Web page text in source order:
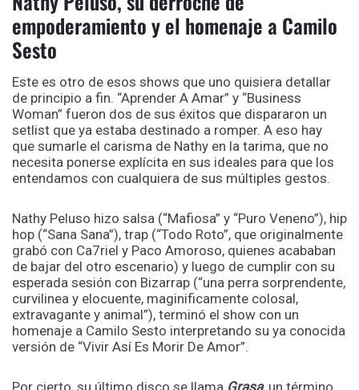
empoderamiento y el homenaje a Camilo
Sesto
Este es otro de esos shows que uno quisiera detallar
de principio a fin. “Aprender A Amar” y “Business
Woman” fueron dos de sus éxitos que dispararon un
setlist que ya estaba destinado a romper. A eso hay
que sumarle el carisma de Nathy en la tarima, que no
necesita ponerse explícita en sus ideales para que los
entendamos con cualquiera de sus múltiples gestos.
Nathy Peluso hizo salsa (“Mafiosa” y “Puro Veneno”), hip
hop (“Sana Sana”), trap (“Todo Roto”, que originalmente
grabó con Ca7riel y Paco Amoroso, quienes acababan
de bajar del otro escenario) y luego de cumplir con su
esperada sesión con Bizarrap (“una perra sorprendente,
curvilinea y elocuente, maginificamente colosal,
extravagante y animal”), terminó el show con un
homenaje a Camilo Sesto interpretando su ya conocida
versión de “Vivir Así Es Morir De Amor”.
Por cierto, su último disco se llama Grasa, un término